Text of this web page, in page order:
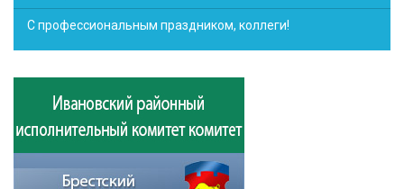
С профессиональным праздником, коллеги!